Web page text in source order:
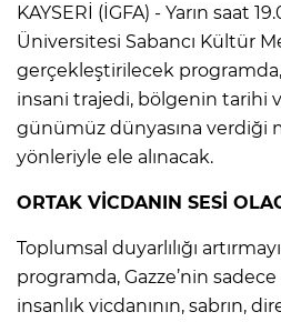
KAYSERİ (İGFA) - Yarın saat
Üniversitesi Sabancı Kültür
gerçekleştirilecek programda,
insani trajedi, bölgenin tarihi
günümüz dünyasına verdiği
yönleriyle ele alınacak.
ORTAK VİCDANIN SESİ
Toplumsal duyarlılığı
programda, Gazze’nin
insanlık vicdanının, sabrın,